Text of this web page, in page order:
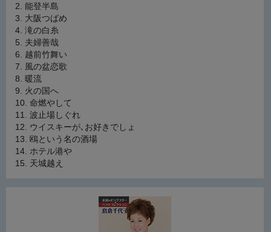
能登半島
大阪つばめ
滝の白糸
夫婦善哉
越前竹舞い
風の盆恋歌
暖流
火の国へ
命燃やして
波止場しぐれ
ウイスキーが､お好きでしょ
鴎という名の酒場
ホテル港や
天城越え